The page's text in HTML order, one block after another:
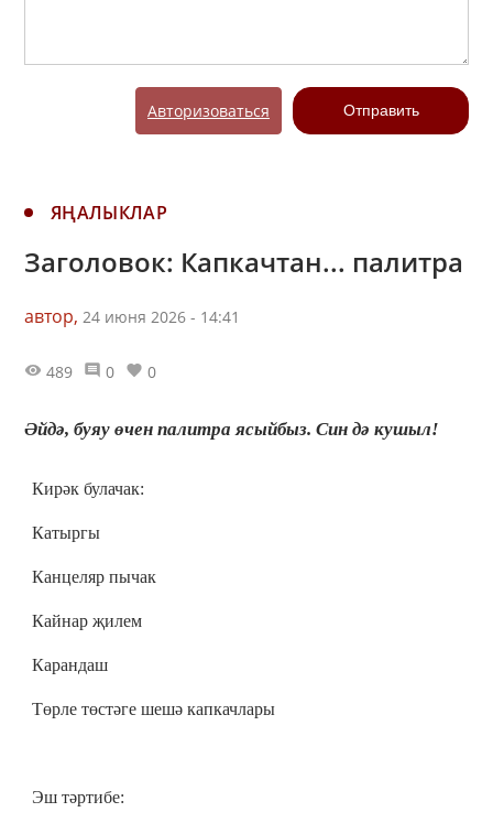
Авторизоваться Отправить
ЯҢАЛЫКЛАР
Заголовок: Капкачтан... палитра
автор, 24 июня 2026 - 14:41
489 0 0
Әйдә, буяу өчен палитра ясыйбыз. Син дә кушыл!
Кирәк булачак:
Катыргы
Канцеляр пычак
Кайнар җилем
Карандаш
Төрле төстәге шешә капкачлары
Эш тәртибе: